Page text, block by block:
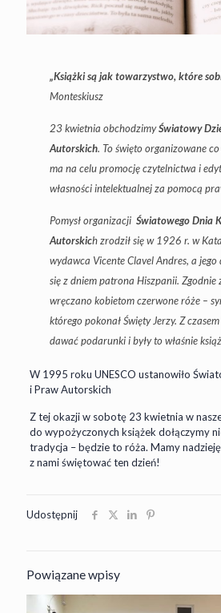
„Książki są jak towarzystwo, które
Monteskiusz
23 kwietnia obchodzimyŚwiatowy
Autorskich. To święto organizowane
ma na celu promocję czytelnictwa i
własności intelektualnej za pomocą
Pomysł organizacji Światowego Dnia
Autorskich zrodził się w 1926 r. w
wydawca Vicente Clavel Andres, a
się z dniem patrona Hiszpanii. Zgodnie
wręczano kobietom czerwone róże –
którego pokonał Święty Jerzy. Z
dawać podarunki i były to właśnie
W 1995 roku UNESCO ustanowiło
i Praw Autorskich
Z tej okazji w sobotę 23 kwietnia w
do wypożyczonych książek dołączymy
tradycja – będzie to róża. Mamy
z nami świętować ten dzień!
Udostępnij
Powiązane wpisy